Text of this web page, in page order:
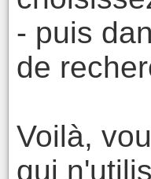
- puis
de
Voilà,
qui